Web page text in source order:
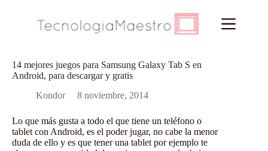
14 mejores juegos para Samsung Galaxy Tab S en
Android, para descargar y gratis
Kondor
8 noviembre, 2014
Lo que más gusta a todo el que tiene un teléfono o
tablet con Android, es el poder jugar, no cabe la menor
duda de ello y es que tener una tablet por ejemplo te